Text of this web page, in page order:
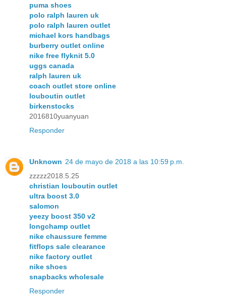
puma shoes
polo ralph lauren uk
polo ralph lauren outlet
michael kors handbags
burberry outlet online
nike free flyknit 5.0
uggs canada
ralph lauren uk
coach outlet store online
louboutin outlet
birkenstocks
2016810yuanyuan
Responder
Unknown 24 de mayo de 2018 a las 10:59 p.m.
zzzzz2018.5.25
christian louboutin outlet
ultra boost 3.0
salomon
yeezy boost 350 v2
longchamp outlet
nike chaussure femme
fitflops sale clearance
nike factory outlet
nike shoes
snapbacks wholesale
Responder